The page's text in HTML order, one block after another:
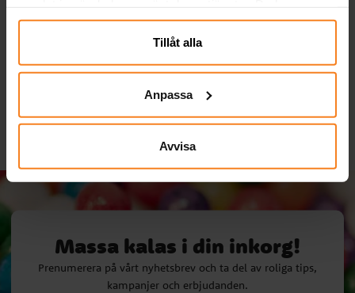
närsomhelst ändra ditt samtycke.
Tillåt alla
Anpassa
Avvisa
pack
10-pack
Massa kalas i din inkorg!
Prenumerera på vårt nyhetsbrev och ta del av roliga tips,
kampanjer och erbjudanden.